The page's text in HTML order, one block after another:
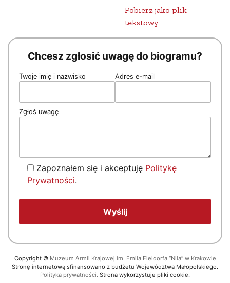
Pobierz jako plik
tekstowy
Chcesz zgłosić uwagę do biogramu?
Twoje imię i nazwisko Adres e-mail
Zgłoś uwagę
Zapoznałem się i akceptuję Politykę
Prywatności.
Copyright © Muzeum Armii Krajowej im. Emila Fieldorfa “Nila” w Krakowie
Stronę internetową sfinansowano z budżetu Województwa Małopolskiego.
Polityka prywatności. Strona wykorzystuje pliki cookie.